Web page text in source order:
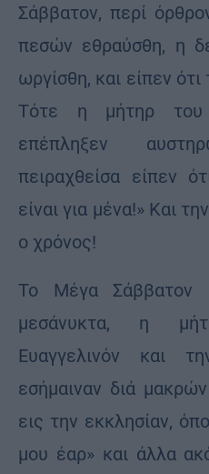
Σάββατον, περί
πεσών εθραύσθη, η
ωργίσθη, και είπεν
Τότε η μήτηρ του
επέπληξεν
πειραχθείσα είπεν
είναι για μένα!» Και
ο χρόνος!
Το Μέγα Σάββατον
μεσάνυκτα, η
Ευαγγελινόν και
εσήμαιναν διά
εις την εκκλησίαν,
μου έαρ» και άλλα